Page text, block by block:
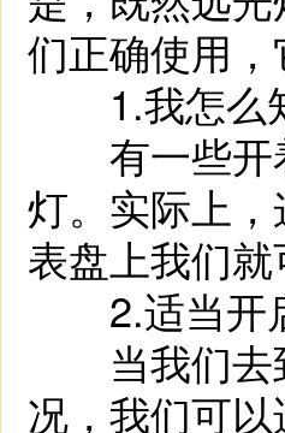
们正确使用
1.我怎么知
有一些开
灯。实际上
表盘上我们
2.适当开启
当我们去
况，我们可